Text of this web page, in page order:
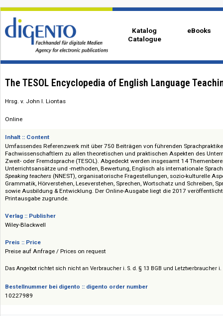
Katalog
Catalogue
The TESOL Encyclopedia of English Language
Inhalt :: Content
Umfassendes Referenzwerk mit über 750 Beiträgen von führenden
Fachwissenschaftlern zu allen theoretischen und praktischen Aspekten
Zweit- oder Fremdsprache (TESOL). Abgedeckt werden insgesamt 14
Unterrichtsansätze und -methoden, Bewertung, Englisch als
Speaking teachers(NNEST), organisatorische Fragestellungen, sozio-
Grammatik, Hörverstehen, Leseverstehen, Sprechen, Wortschatz und
sowie Ausbildung & Entwicklung. Der Online-Ausgabe liegt die 2017
Printausgabe zugrunde.
Verlag :: Publisher
Wiley-Blackwell
Preis :: Price
Das Angebot richtet sich nicht an Verbraucher i. S. d. § 13 BGB und